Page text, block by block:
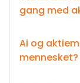
gang med
Ai og
mennesket?